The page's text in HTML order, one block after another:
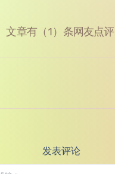
文章有（1）条网友点评
发表评论